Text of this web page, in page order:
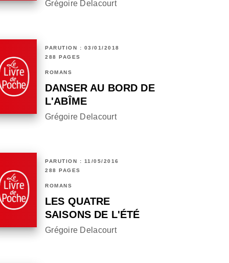
Grégoire Delacourt
PARUTION : 03/01/2018
288 PAGES
ROMANS
DANSER AU BORD DE
L'ABÎME
Grégoire Delacourt
PARUTION : 11/05/2016
288 PAGES
ROMANS
LES QUATRE
SAISONS DE L'ÉTÉ
Grégoire Delacourt